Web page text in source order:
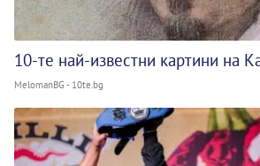
10-те най-известни картини на
MelomanBG - 10te.bg